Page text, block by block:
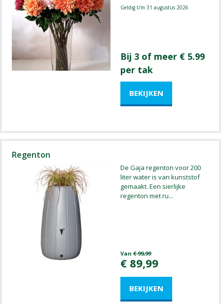
Geldig t/m 31 augustus 2026
Bij 3 of meer € 5.99
per tak
Regenton
De Gaja regenton voor 200
liter water is van kunststof
gemaakt. Een sierlijke
regenton met ru...
Van € 99,99
€ 89,99